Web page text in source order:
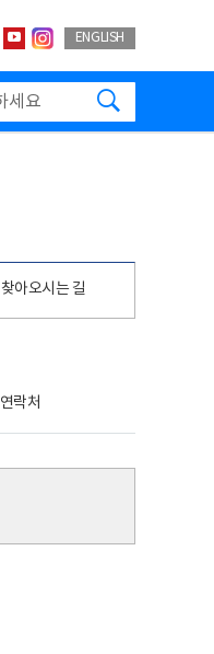
블로그
페이스북
유투브인스타그랩
ENGLISH
찾아오시는 길
락처